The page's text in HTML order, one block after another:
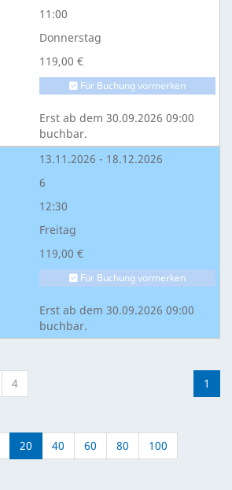
11:00
Donnerstag
119,00 €
Für Buchung vormerken
Erst ab dem 30.09.2026 09:00
buchbar.
13.11.2026 - 18.12.2026
6
12:30
Freitag
119,00 €
Für Buchung vormerken
Erst ab dem 30.09.2026 09:00
buchbar.
1
4
20 40 60 80 100